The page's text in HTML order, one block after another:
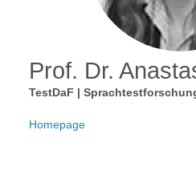
Prof. Dr.
TestDaF |
Homepage